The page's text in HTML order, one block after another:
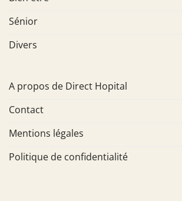
Sénior
Divers
A propos de Direct Hopital
Contact
Mentions légales
Politique de confidentialité